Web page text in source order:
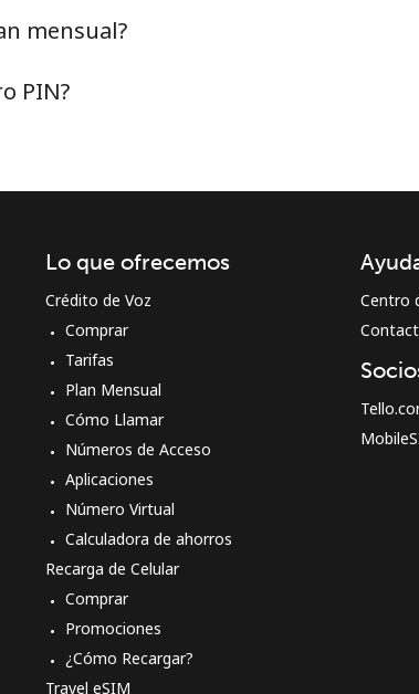
mensual?
PIN?
Lo que ofrecemos
Crédito de Voz
Comprar
Tarifas
Plan Mensual
Cómo Llamar
Números de Acceso
Aplicaciones
Número Virtual
Calculadora de ahorros
Recarga de Celular
Comprar
Promociones
¿Cómo Recargar?
Travel eSIM
Centro